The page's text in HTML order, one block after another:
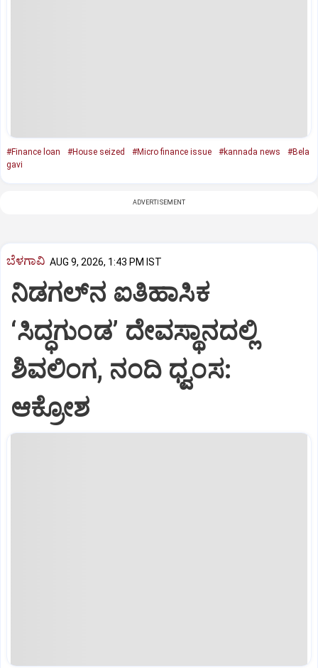
#Finance loan #House seized #Micro finance issue #kannada news
#Bela
gavi
ADVERTISEMENT
ಬೆಳಗಾವಿ AUG 9, 2026, 1:43 PM IST
ನಿಡಗಲ್‌ನ ಐತಿಹಾಸಿಕ
‘ಸಿದ್ಧಗುಂಡ’ ದೇವಸ್ಥಾನದಲ್ಲಿ
ಶಿವಲಿಂಗ, ನಂದಿ ಧ್ವಂಸ:
ಆಕ್ರೋಶ